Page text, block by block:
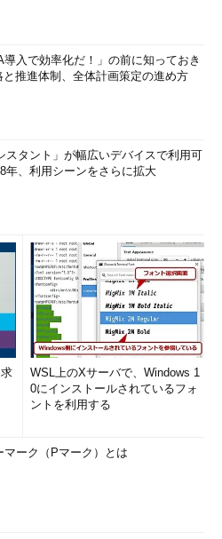
導入で効率化だ！」の前に知っておき
と推進体制、全体計画策定の進め方
スタント」が幅広いデバイスで利用可
、利用シーンをさらに拡大
WSL上のXサーバで、Windows 1
0にインストールされているフォ
ントを利用する
マーク（Pマーク）とは